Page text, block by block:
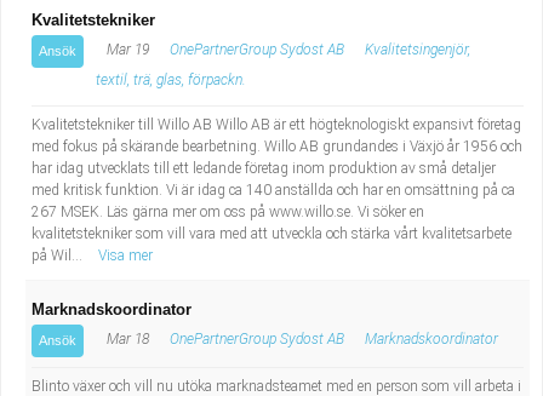
Kvalitetstekniker
Ansök Mar 19 OnePartnerGroup Sydost AB
Kvalitetsingenjör,
textil, trä, glas, förpackn.
Kvalitetstekniker till Willo AB Willo AB är ett högteknologiskt expansivt företag
med fokus på skärande bearbetning. Willo AB grundandes i Växjö år 1956 och
har idag utvecklats till ett ledande företag inom produktion av små detaljer
med kritisk funktion. Vi är idag ca 140 anställda och har en omsättning på ca
267 MSEK. Läs gärna mer om oss på www.willo.se. Vi söker en
kvalitetstekniker som vill vara med att utveckla och stärka vårt kvalitetsarbete
på Wil...
Visa mer
Marknadskoordinator
Ansök Mar 18 OnePartnerGroup Sydost AB Marknadskoordinator
Blinto växer och vill nu utöka marknadsteamet med en person som vill arbeta i